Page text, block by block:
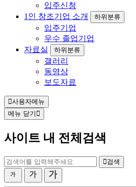
입주신청
1인 창조기업 소개
하위분류
입주기업
우수 졸업기업
자료실
하위분류
갤러리
동영상
보도자료
사용자메뉴
메뉴 닫기
사이트 내 전체검색
검색